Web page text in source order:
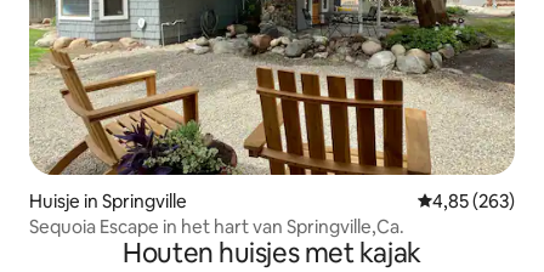
Huisje in Springville Gemiddelde
4,85 (263)
Sequoia Escape in het hart van Springville,Ca.
Houten huisjes met kajak